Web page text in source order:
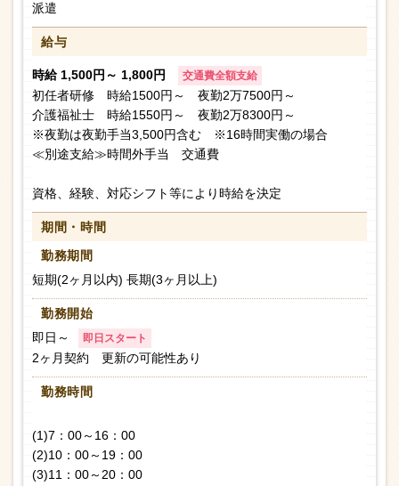
派遣
給与
時給 1,500円～ 1,800円 交通費全額支給
初任者研修 時給1500円～ 夜勤2万7500円～
介護福祉士 時給1550円～ 夜勤2万8300円～
※夜勤は夜勤手当3,500円含む ※16時間実働の場合
≪別途支給≫時間外手当 交通費
資格、経験、対応シフト等により時給を決定
期間・時間
勤務期間
短期(2ヶ月以内) 長期(3ヶ月以上)
勤務開始
即日～
即日スタート
2ヶ月契約 更新の可能性あり
勤務時間
(1)7：00～16：00
(2)10：00～19：00
(3)11：00～20：00